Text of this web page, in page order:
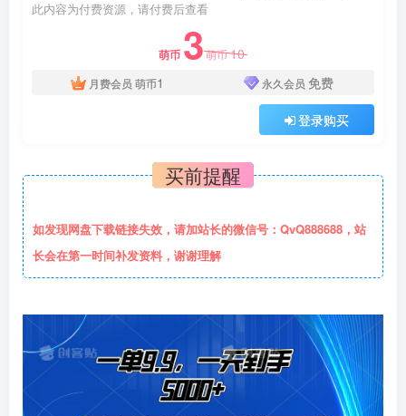
此内容为付费资源，请付费后查看
萌币 3萌币10
月费会员 萌币1 永久会员 免费
登录购买
买前提醒
如发现网盘下载链接失效，请加站长的微信号：QvQ888688，站
长会在第一时间补发资料，谢谢理解